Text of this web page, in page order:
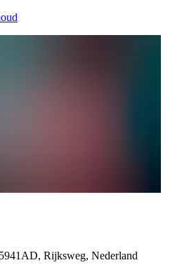
Rijksweg, Nederland